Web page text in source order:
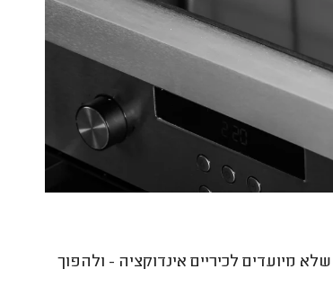
מיועדים לכיריים אינדוקציה - ולהפוך